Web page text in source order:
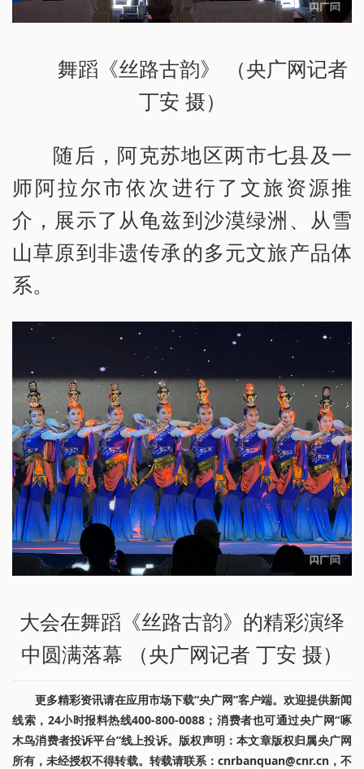
舞蹈《丝路古韵》 （央广网记者
丁安 摄）
随后，阿克苏地区两市七县及一
师阿拉尔市依次进行了文旅资源推
介，展示了从龟兹到沙漠绿洲、从雪
山草原到非遗传承的多元文旅产品体
系。
大会在舞蹈《丝路古韵》的精彩演绎
中圆满落幕 （央广网记者 丁安 摄）
更多精彩资讯请在应用市场下载“央广网”客户端。欢迎提供新闻
线索，24小时报料热线400-800-0088；消费者也可通过央广网“啄
木鸟消费者投诉平台”线上投诉。版权声明：本文章版权归属央广网
所有，未经授权不得转载。转载请联系：cnrbanquan@cnr.cn，不